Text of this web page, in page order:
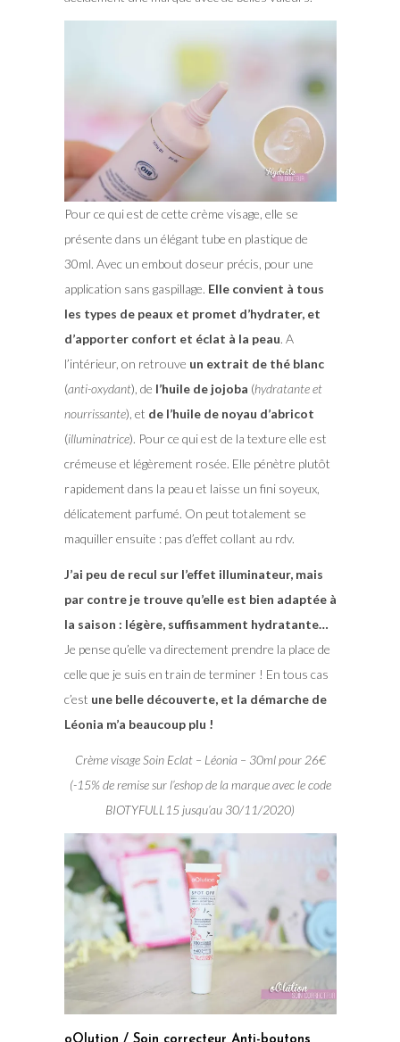
Pour ce qui est de cette crème visage, elle se
présente dans un élégant tube en plastique de
30ml. Avec un embout doseur précis, pour une
application sans gaspillage. Elle convient à tous
les types de peaux et promet d’hydrater, et
d’apporter confort et éclat à la peau. A
l’intérieur, on retrouve un extrait de thé blanc
(anti-oxydant), de l’huile de jojoba (hydratante et
nourrissante), et de l’huile de noyau d’abricot
(illuminatrice). Pour ce qui est de la texture elle est
crémeuse et légèrement rosée. Elle pénètre plutôt
rapidement dans la peau et laisse un fini soyeux,
délicatement parfumé. On peut totalement se
maquiller ensuite : pas d’effet collant au rdv.
J’ai peu de recul sur l’effet illuminateur, mais
par contre je trouve qu’elle est bien adaptée à
la saison : légère, suffisamment hydratante…
Je pense qu’elle va directement prendre la place de
celle que je suis en train de terminer ! En tous cas
c’est une belle découverte, et la démarche de
Léonia m’a beaucoup plu !
Crème visage Soin Eclat – Léonia – 30ml pour 26€
(-15% de remise sur l’eshop de la marque avec le code
BIOTYFULL15 jusqu’au 30/11/2020)